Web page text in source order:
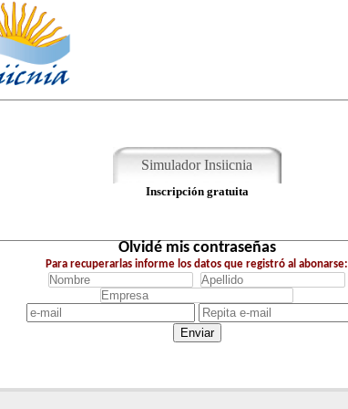
Simulador Insiicnia
Inscripción gratuita
Olvidé mis contraseñas
Para recuperarlas informe los datos que registró al abonarse:
Enviar